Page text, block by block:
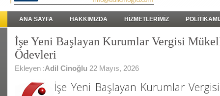
ANA SAYFA HAKKIMIZDA HİZMETLERİMİZ
İşe Yeni Başlayan Kurumlar Vergisi
Ödevleri
Ekleyen :Adil Cinoğlu 22 Mayıs, 2026
İşe Yeni Başlayan Kurumlar